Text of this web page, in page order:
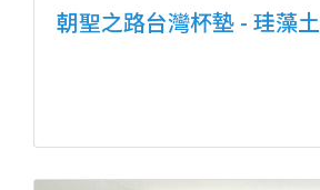
朝聖之路台灣杯墊 - 珪藻土